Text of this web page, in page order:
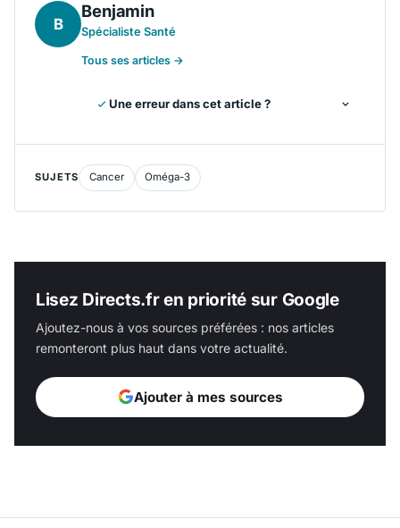
B
Benjamin
Spécialiste Santé
Tous ses articles →
Une erreur dans cet article ?
SUJETS Cancer Oméga-3
Lisez Directs.fr en priorité sur Google
Ajoutez-nous à vos sources préférées : nos articles
remonteront plus haut dans votre actualité.
Ajouter à mes sources